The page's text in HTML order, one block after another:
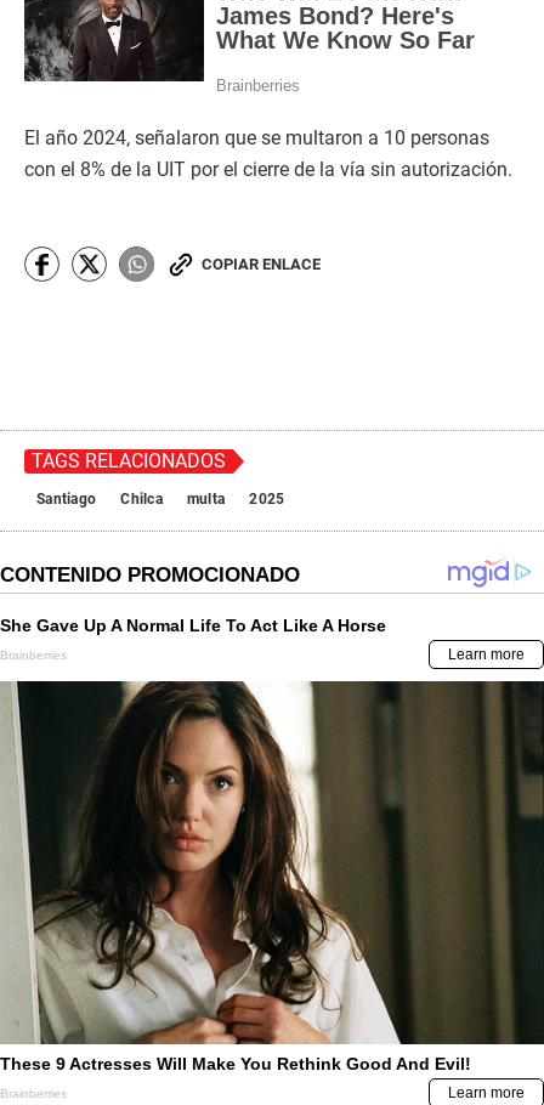
El año 2024, señalaron que se multaron a 10 personas
con el 8% de la UIT por el cierre de la vía sin autorización.
COPIAR ENLACE
TAGS RELACIONADOS
Santiago Chilca multa 2025